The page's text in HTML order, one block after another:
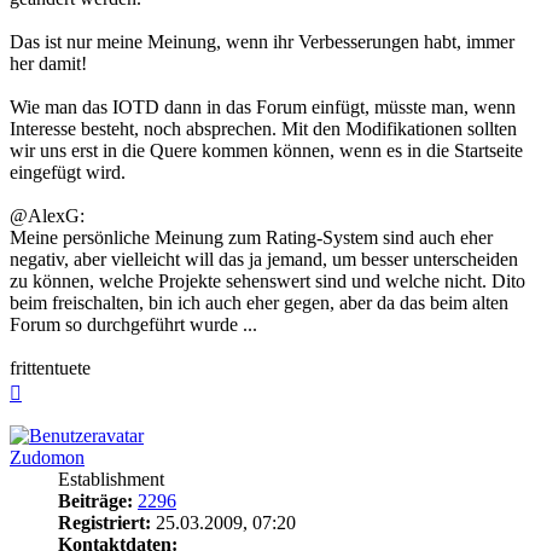
Das ist nur meine Meinung, wenn ihr Verbesserungen habt, immer
her damit!
Wie man das IOTD dann in das Forum einfügt, müsste man, wenn
Interesse besteht, noch absprechen. Mit den Modifikationen sollten
wir uns erst in die Quere kommen können, wenn es in die Startseite
eingefügt wird.
@AlexG:
Meine persönliche Meinung zum Rating-System sind auch eher
negativ, aber vielleicht will das ja jemand, um besser unterscheiden
zu können, welche Projekte sehenswert sind und welche nicht. Dito
beim freischalten, bin ich auch eher gegen, aber da das beim alten
Forum so durchgeführt wurde ...
frittentuete
Zudomon
Establishment
Beiträge: 2296
Registriert: 25.03.2009, 07:20
Kontaktdaten: